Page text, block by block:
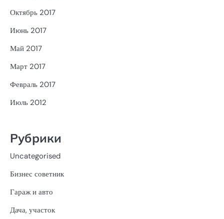
Октябрь 2017
Июнь 2017
Май 2017
Март 2017
Февраль 2017
Июль 2012
Рубрики
Uncategorised
Бизнес советник
Гараж и авто
Дача, участок